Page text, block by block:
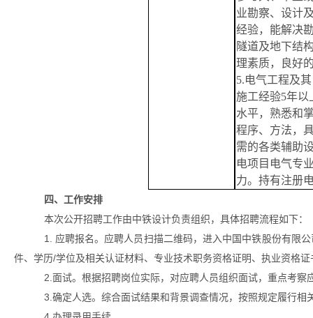
业勘察、设计
经验，能解决
隧道及地下结
理素质，
良好
5.电气工程及
施工经验5年
水平，熟悉和
程序、方法，
需的各类辅助
电项目电气专
力。持有注册
四、工作安排
本次公开招聘工作由中铁设计负责组织，具体招聘流程如下：
1. 应聘报名。应聘人员扫描二维码，进入中国中铁股份有限
件、学历/学位及相关认证材料、专业技术职务资格证明、执业资格
2.面试。根据招聘岗位实际，对应聘人员组织面试，重点考
3.确定人选。综合面试结果和背景调查情况，按照规定履行相